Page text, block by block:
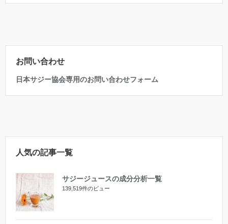
お問い合わせ
日本サジー協会専用のお問い合わせフォーム
人気の記事一覧
サジージュースの成分分析一覧
139,519件のビュー